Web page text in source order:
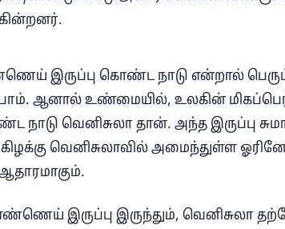
இருப்பு கொண்ட நாடு என்றால்
ஆனால் உண்மையில், உலகின்
வெனிசுலா தான். அந்த இருப்பு
கிழக்கு வெனிசுலாவில் அமைந்துள்ள
இருப்பு இருந்தும், வெனிசுலா